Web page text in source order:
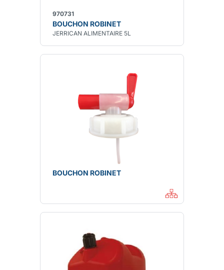
970731
BOUCHON ROBINET
JERRICAN ALIMENTAIRE 5L
BOUCHON ROBINET